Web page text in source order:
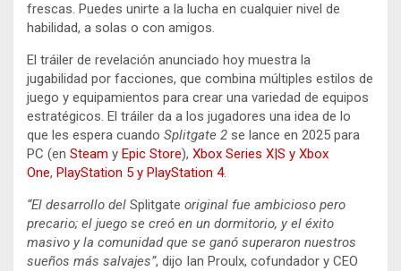
frescas. Puedes unirte a la lucha en cualquier nivel de
habilidad, a solas o con amigos.
El tráiler de revelación anunciado hoy muestra la
jugabilidad por facciones, que combina múltiples estilos de
juego y equipamientos para crear una variedad de equipos
estratégicos. El tráiler da a los jugadores una idea de lo
que les espera cuando Splitgate 2 se lance en 2025 para
PC (en Steam y Epic Store), Xbox Series X|S y Xbox
One, PlayStation 5 y PlayStation 4.
“El desarrollo del Splitgate original fue ambicioso pero
precario; el juego se creó en un dormitorio, y el éxito
masivo y la comunidad que se ganó superaron nuestros
sueños más salvajes”, dijo Ian Proulx, cofundador y CEO